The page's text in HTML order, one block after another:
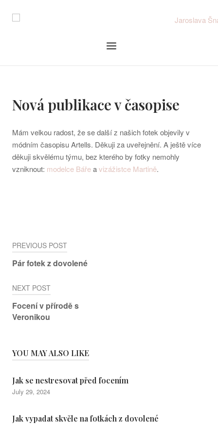
Menu
Nová publikace v časopise
Mám velkou radost, že se další z našich fotek objevily v
módním časopisu Artells. Děkuji za uveřejnění. A ještě více
děkuji skvělému týmu, bez kterého by fotky nemohly
vzniknout: modelce Bářeavizážistce Martině.
Post
navigation
PREVIOUS POST
Pár fotek z dovolené
NEXT POST
Focení v přírodě s
Veronikou
YOU MAY ALSO LIKE
Jak se nestresovat před focením
July 29, 2024
Jak vypadat skvěle na fotkách z dovolené